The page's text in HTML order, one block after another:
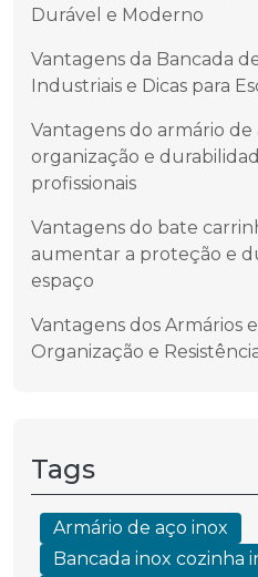
Durável e Moderno
Vantagens da Bancada
Industriais e Dicas para
Vantagens do armário de
organização e
profissionais
Vantagens do bate
aumentar a proteção e
espaço
Vantagens dos Armários
Organização e
Tags
Armário de aço inox
Bancada inox cozinha